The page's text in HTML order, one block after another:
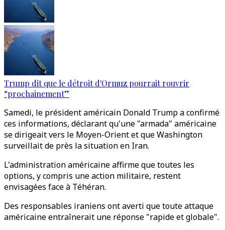
Trump dit que le détroit d'Ormuz pourrait rouvrir
“prochainement”
Samedi, le président américain Donald Trump a confirmé
ces informations, déclarant qu'une "armada" américaine
se dirigeait vers le Moyen-Orient et que Washington
surveillait de près la situation en Iran.
L'administration américaine affirme que toutes les
options, y compris une action militaire, restent
envisagées face à Téhéran.
Des responsables iraniens ont averti que toute attaque
américaine entraînerait une réponse "rapide et globale".